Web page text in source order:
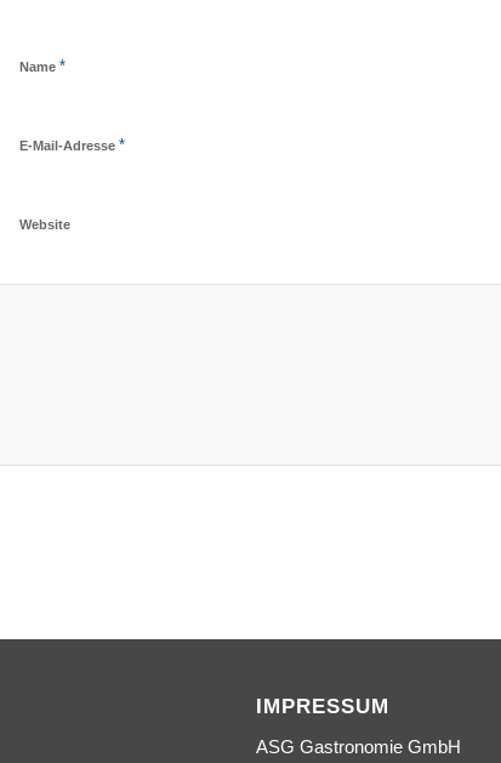
Name *
E-Mail-Adresse *
Website
IMPRESSUM
ASG Gastronomie GmbH